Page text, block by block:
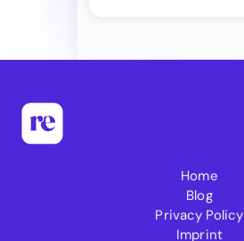
Home
Blog
Privacy Policy
Imprint